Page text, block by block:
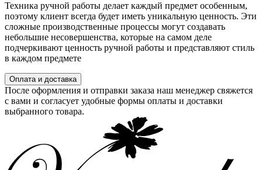
Техника ручной работы делает каждый предмет особенным,
поэтому клиент всегда будет иметь уникальную ценность. Эти
сложные производственные процессы могут создавать
небольшие несовершенства, которые на самом деле
подчеркивают ценность ручной работы и представляют стиль
в каждом предмете
Оплата и доставка
После оформления и отправки заказа наш менеджер свяжется
с вами и согласует удобные формы оплаты и доставки
выбранного товара.